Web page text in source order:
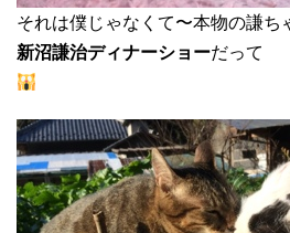
それは僕じゃなくて〜本物の謙ち
新沼謙治ディナーショーだって